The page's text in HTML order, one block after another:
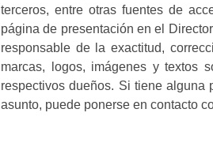
terceros, entre otras fuentes de
página de presentación en el
responsable de la exactitud,
marcas, logos, imágenes y textos
respectivos dueños. Si tiene alguna
asunto, puede ponerse en contacto